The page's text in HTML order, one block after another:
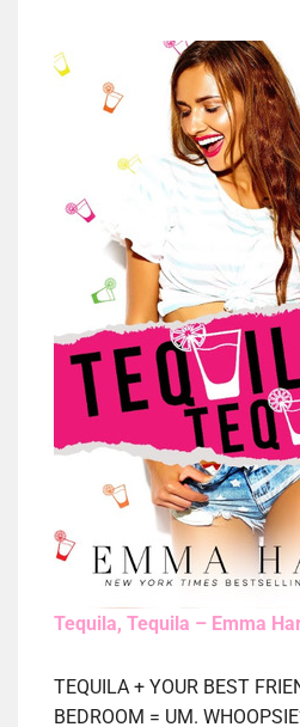
Tequila, Tequila – Emma
TEQUILA + YOUR BEST
BEDROOM = UM.